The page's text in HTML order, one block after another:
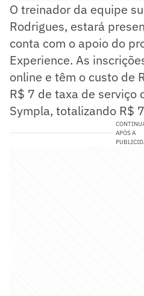
O treinador da equipe
Rodrigues, estará
conta com o apoio do
Experience. As
online e têm o custo de
R$ 7 de taxa de serviço
Sympla, totalizando R$
APÓS A